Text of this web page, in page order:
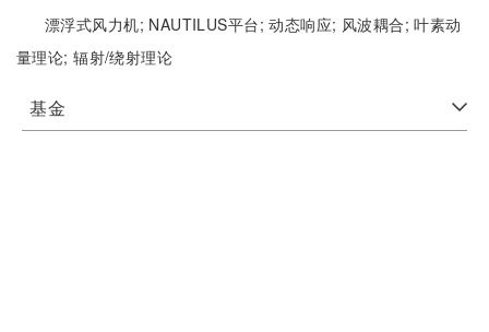
漂浮式风力机; NAUTILUS平台;动态响应; 风波耦合;叶素动
量理论;辐射/绕射理论
基金